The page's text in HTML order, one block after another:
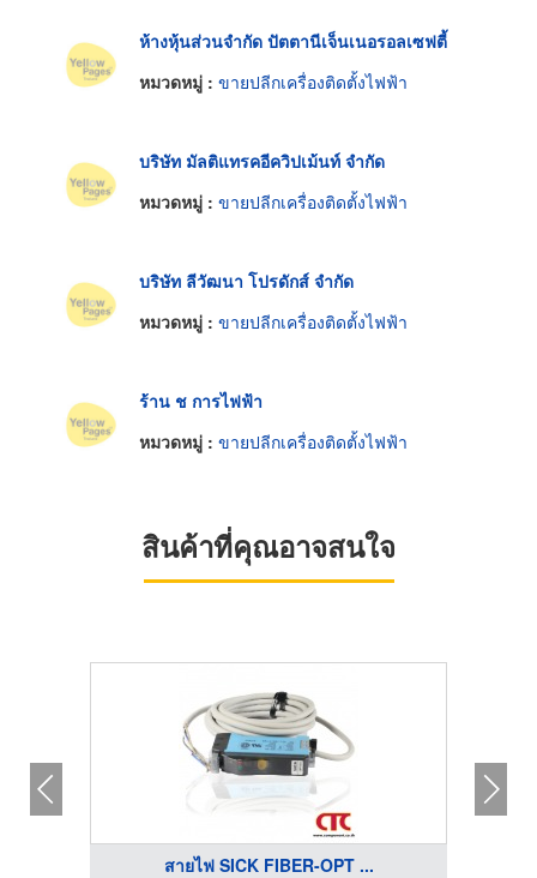
ห้างหุ้นส่วนจำกัด ปัตตานีเจ็นเนอรอลเซฟตี้
หมวดหมู่ : ขายปลีกเครื่องติดตั้งไฟฟ้า
บริษัท มัลติแทรคอีควิปเม้นท์ จำกัด
หมวดหมู่ : ขายปลีกเครื่องติดตั้งไฟฟ้า
บริษัท ลีวัฒนา โปรดักส์ จำกัด
หมวดหมู่ : ขายปลีกเครื่องติดตั้งไฟฟ้า
ร้าน ช การไฟฟ้า
หมวดหมู่ : ขายปลีกเครื่องติดตั้งไฟฟ้า
สินค้าที่คุณอาจสนใจ
สายไฟ SICK FIBER-OPT ...